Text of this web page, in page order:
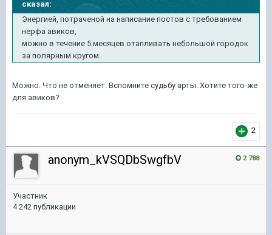
сказал:
Энергией, потраченой на написание постов с требованием
нерфа авиков,
можно в течение 5 месяцев отапливать небольшой городок
за полярным кругом.
Можно. Что не отменяет. Вспомните судьбу арты. Хотите того-же
для авиков?
2
2 788
anonym_kVSQDbSwgfbV
Участник
4 242 публикации